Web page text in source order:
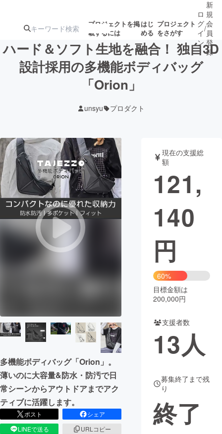
プロジェクトを掲
載するには
はじ
める
プロジェクト
をさがす
注目の新着プロ募集終了が近いプ
テクノロジー・ガジェット
映像・映画 書籍・雑誌
ビジネス・起業 チャレンジ
まちづくり・地域活性化
CAMPFIRE for Social Good
CAMPFIRE Creation
コミュニティ
ロ
グ
イ
ン
/
新
規
会
員
登
録
ハード＆ソフト生地を融合！ 独自3D
設計採用の多機能ボディバッグ
「Orion」
unsyu プロダクト
多機能ボディバッグ「Orion」。
薄いのに大容量&防水・防汚で日
常シーンからアウトドアまでアク
ティブに活躍します。
ポスト
シェア
LINEで送る
URLコピー
現在の支援総
額
121,
140
円
60%
目標金額は
200,000円
支援者数
13人
募集終了まで残
り
終了